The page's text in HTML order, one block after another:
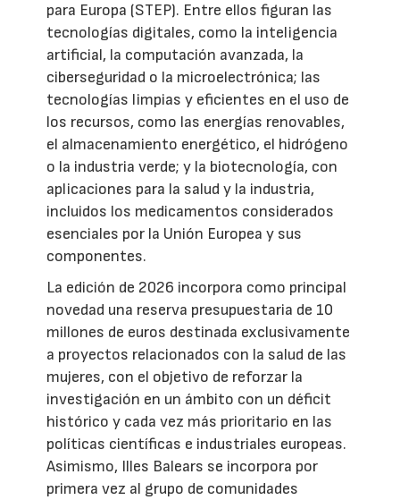
para Europa (STEP). Entre ellos figuran las
tecnologías digitales, como la inteligencia
artificial, la computación avanzada, la
ciberseguridad o la microelectrónica; las
tecnologías limpias y eficientes en el uso de
los recursos, como las energías renovables,
el almacenamiento energético, el hidrógeno
o la industria verde; y la biotecnología, con
aplicaciones para la salud y la industria,
incluidos los medicamentos considerados
esenciales por la Unión Europea y sus
componentes.
La edición de 2026 incorpora como principal
novedad una reserva presupuestaria de 10
millones de euros destinada exclusivamente
a proyectos relacionados con la salud de las
mujeres, con el objetivo de reforzar la
investigación en un ámbito con un déficit
histórico y cada vez más prioritario en las
políticas científicas e industriales europeas.
Asimismo, Illes Balears se incorpora por
primera vez al grupo de comunidades